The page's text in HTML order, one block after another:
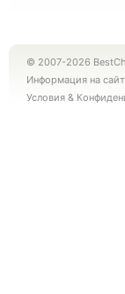
© 2007-2026
Информация на
Условия &